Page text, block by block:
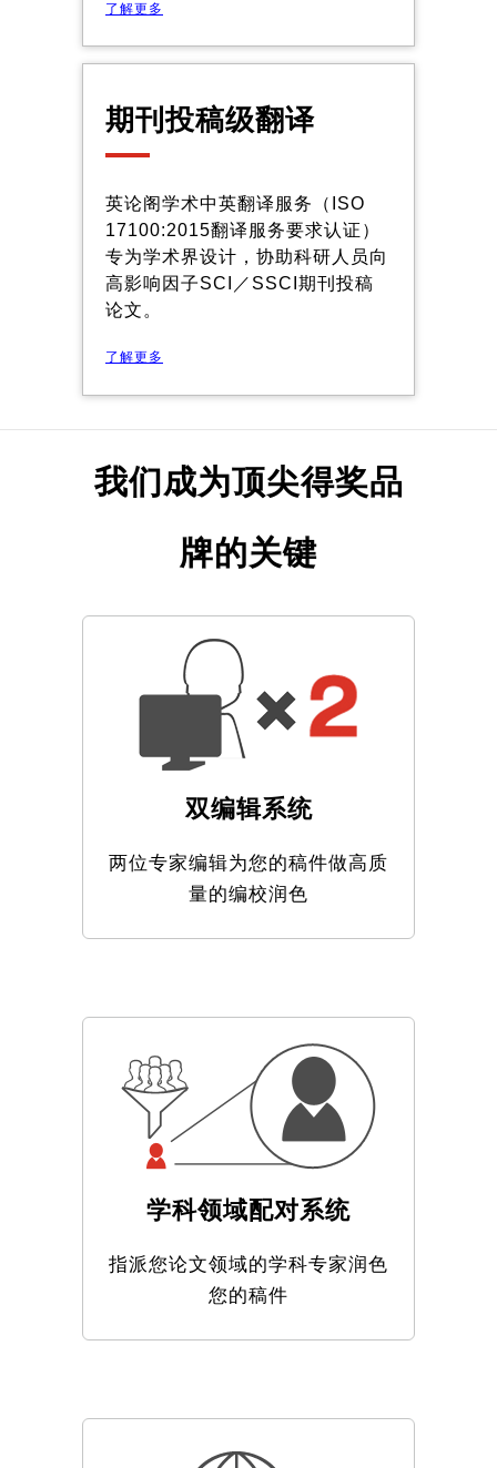
了解更多
期刊投稿级翻译
英论阁学术中英翻译服务（ISO
17100:2015翻译服务要求认证）
专为学术界设计，协助科研人员向
高影响因子SCI／SSCI期刊投稿
论文。
了解更多
我们成为顶尖得奖品
牌的关键
双编辑系统
两位专家编辑为您的稿件做高质
量的编校润色
学科领域配对系统
指派您论文领域的学科专家润色
您的稿件